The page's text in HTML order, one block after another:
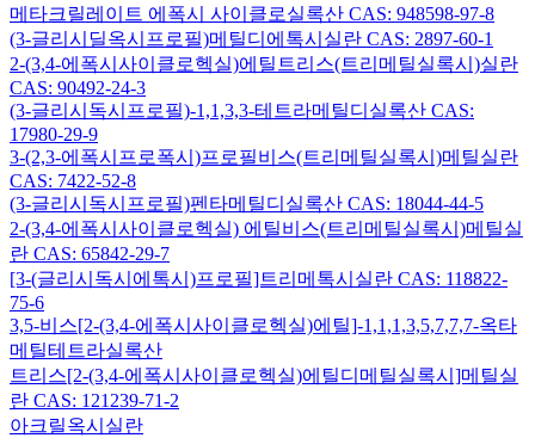
메타크릴레이트 에폭시 사이클로실록산 CAS: 948598-97-8
(3-글리시딜옥시프로필)메틸디에톡시실란 CAS: 2897-60-1
2-(3,4-에폭시사이클로헥실)에틸트리스(트리메틸실록시)실란
CAS: 90492-24-3
(3-글리시독시프로필)-1,1,3,3-테트라메틸디실록산 CAS:
17980-29-9
3-(2,3-에폭시프로폭시)프로필비스(트리메틸실록시)메틸실란
CAS: 7422-52-8
(3-글리시독시프로필)펜타메틸디실록산 CAS: 18044-44-5
2-(3,4-에폭시사이클로헥실) 에틸비스(트리메틸실록시)메틸실
란 CAS: 65842-29-7
[3-(글리시독시에톡시)프로필]트리메톡시실란 CAS: 118822-
75-6
3,5-비스[2-(3,4-에폭시사이클로헥실)에틸]-1,1,1,3,5,7,7,7-옥타
메틸테트라실록산
트리스[2-(3,4-에폭시사이클로헥실)에틸디메틸실록시]메틸실
란 CAS: 121239-71-2
아크릴옥시실란